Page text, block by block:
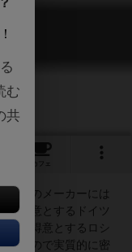
１
カフェ
め他のメーカーには
を得意とするドイツ
カを得意とするロシ
ないので実質的に密
む
共